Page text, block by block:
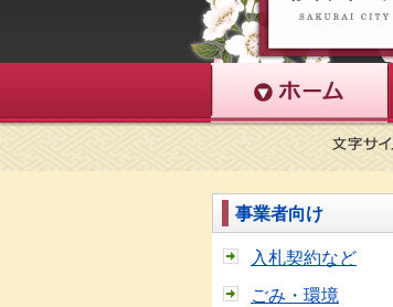
事業者向け
入札契約など
ごみ・環境